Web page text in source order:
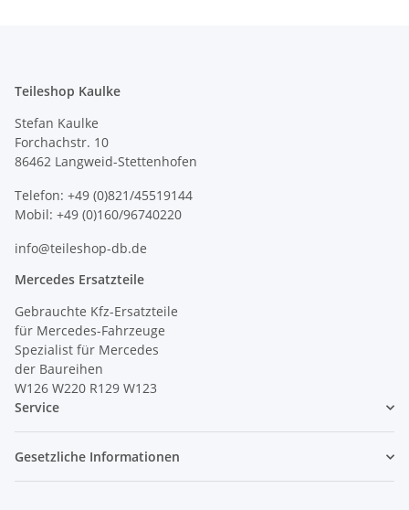
Teileshop Kaulke
Stefan Kaulke
Forchachstr. 10
86462 Langweid-Stettenhofen
Telefon: +49 (0)821/45519144
Mobil: +49 (0)160/96740220
info@teileshop-db.de
Mercedes Ersatzteile
Gebrauchte Kfz-Ersatzteile
für Mercedes-Fahrzeuge
Spezialist für Mercedes
der Baureihen
W126 W220 R129 W123
Service
Gesetzliche Informationen